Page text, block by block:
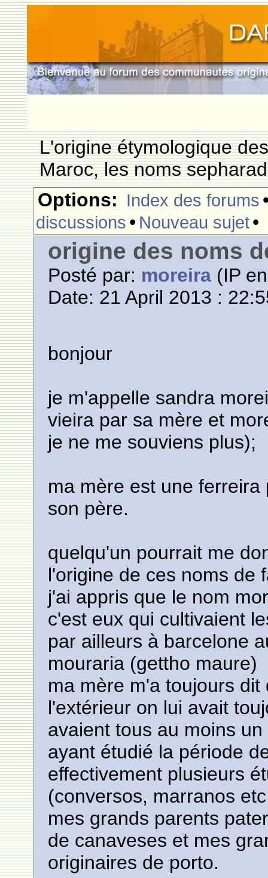
L'origine étymologique
Maroc, les noms
Options: Index des forums
discussions • Nouveau sujet•
origine des noms
Posté par: moreira (IP
Date: 21 April 2013 :
bonjour
je m'appelle sandra
vieira par sa mère et
je ne me souviens plus);
ma mère est une
son père.
quelqu'un pourrait me
l'origine de ces noms de
j'ai appris que le nom
c'est eux qui cultivaient
par ailleurs à barcelone
mouraria (gettho maure)
ma mère m'a toujours
l'extérieur on lui avait
avaient tous au moins
ayant étudié la période
effectivement plusieurs
(conversos, marranos
mes grands parents
de canaveses et mes
originaires de porto.